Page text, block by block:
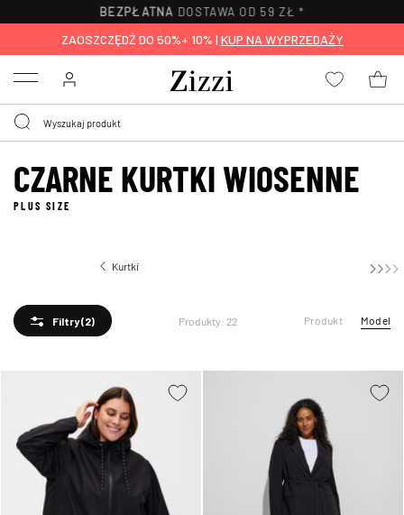
BEZPŁATNA DOSTAWA OD 59 ZŁ *
ZAOSZCZĘDŹ DO 50%+ 10% | KUP NA WYPRZEDAŻY
Menu
CZARNE KURTKI WIOSENNE
PLUS SIZE
Kurtki
Filtry(2) Produkty: 22 Produkt Model